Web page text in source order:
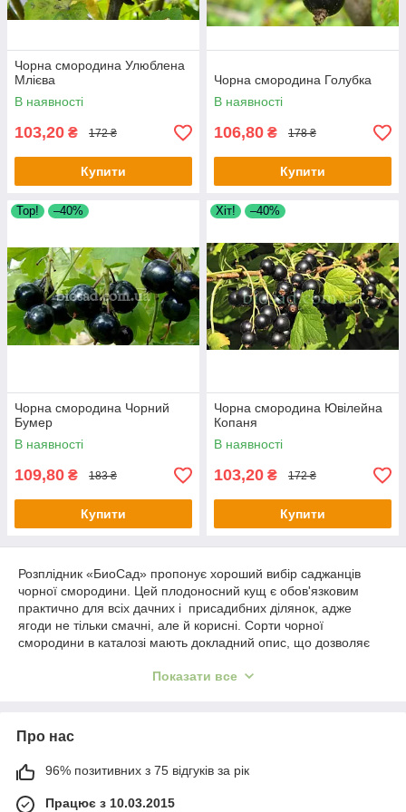
Чорна смородина Улюблена
Млієва
В наявності
103,20 ₴ 172 ₴
Купити
Чорна смородина Голубка
В наявності
106,80 ₴ 178 ₴
Купити
Тор! –40%
Чорна смородина Чорний
Бумер
В наявності
109,80 ₴ 183 ₴
Купити
Хіт! –40%
Чорна смородина Ювілейна
Копаня
В наявності
103,20 ₴ 172 ₴
Купити
Розплідник «БиоСад» пропонує хороший вибір саджанців
чорної смородини. Цей плодоносний кущ є обов'язковим
практично для всіх дачних і присадибних ділянок, адже
ягоди не тільки смачні, але й корисні. Сорти чорної
смородини в каталозі мають докладний опис, що дозволяє
вибрати види з дрібної і великої ягодою. Сорти смородини
привабливістю ягід.
так і вроздріб. Завдяки цьому, за нашим розплідником вигідно
бізнесу.
Показати все
Про нас
96% позитивних з 75 відгуків за рік
Працює з 10.03.2015